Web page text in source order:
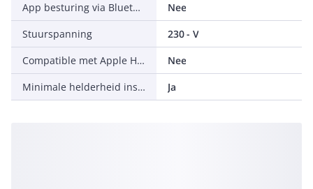
App besturing via Bluetooth
Nee
Stuurspanning
230 - V
Compatible met Apple HomeKit
Nee
Minimale helderheid instelbaar
Ja